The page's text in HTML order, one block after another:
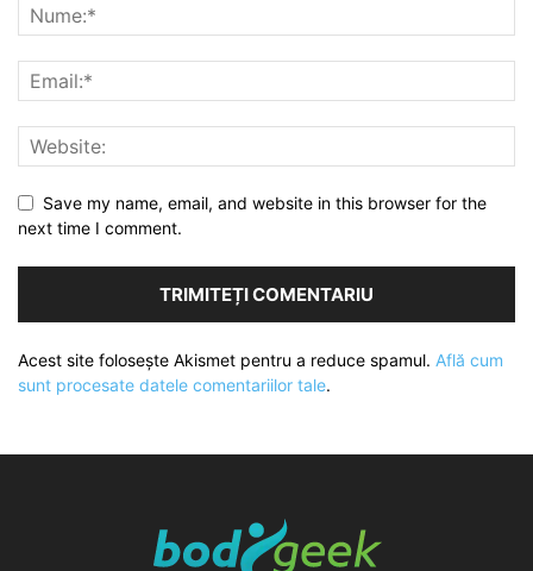
Save my name, email, and website in this browser for the
next time I comment.
Acest site folosește Akismet pentru a reduce spamul. Află cum
sunt procesate datele comentariilor tale.